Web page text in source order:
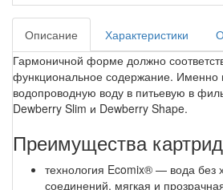
Описание Характеристики
Гармоничной форме должно
функциональное содержание. Именно
водопроводную воду в питьевую в
Dewberry Slim и Dewberry Shape.
Преимущества
технология Ecomix® — вода без
соединений, мягкая и